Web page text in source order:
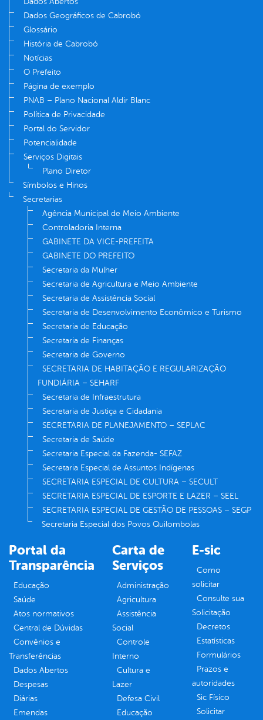
Dados Geográficos de Cabrobó
Glossário
História de Cabrobó
Notícias
O Prefeito
Página de exemplo
PNAB – Plano Nacional Aldir Blanc
Política de Privacidade
Portal do Servidor
Potencialidade
Serviços Digitais
Plano Diretor
Símbolos e Hinos
Secretarias
Agência Municipal de Meio Ambiente
Controladoria Interna
GABINETE DA VICE-PREFEITA
GABINETE DO PREFEITO
Secretaria da Mulher
Secretaria de Agricultura e Meio Ambiente
Secretaria de Assistência Social
Secretaria de Desenvolvimento Econômico e Turismo
Secretaria de Educação
Secretaria de Finanças
Secretaria de Governo
SECRETARIA DE HABITAÇÃO E REGULARIZAÇÃO
FUNDIÁRIA – SEHARF
Secretaria de Infraestrutura
Secretaria de Justiça e Cidadania
SECRETARIA DE PLANEJAMENTO – SEPLAC
Secretaria de Saúde
Secretaria Especial da Fazenda- SEFAZ
Secretaria Especial de Assuntos Indígenas
SECRETARIA ESPECIAL DE CULTURA – SECULT
SECRETARIA ESPECIAL DE ESPORTE E LAZER – SEEL
SECRETARIA ESPECIAL DE GESTÃO DE PESSOAS – SEGP
Secretaria Especial dos Povos Quilombolas
Portal da
Transparência
Educação
Saúde
Atos normativos
Central de Dúvidas
Convênios e
Transferências
Dados Abertos
Despesas
Diárias
Emendas
Carta de
Serviços
Administração
Agricultura
Assistência
Social
Controle
Interno
Cultura e
Lazer
Defesa Civil
Educação
E-sic
Como
solicitar
Consulte sua
Solicitação
Decretos
Estatísticas
Formulários
Prazos e
autoridades
Sic Físico
Solicitar